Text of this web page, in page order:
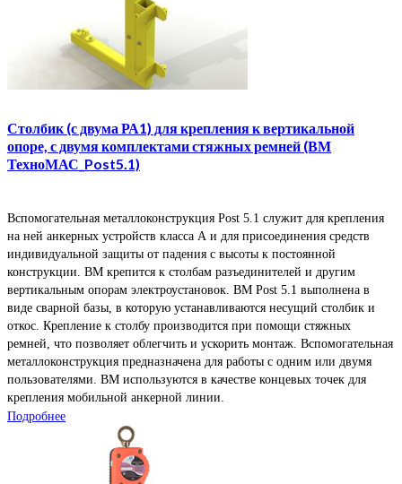
Столбик (с двума РА1) для крепления к вертикальной
опоре, с двумя комплектами стяжных ремней (ВМ
ТехноМАС_Post5.1)
Вспомогательная металлоконструкция Post 5.1 служит для крепления
на ней анкерных устройств класса А и для присоединения средств
индивидуальной защиты от падения с высоты к постоянной
конструкции. ВМ крепится к столбам разъединителей и другим
вертикальным опорам электроустановок. ВМ Post 5.1 выполнена в
виде сварной базы, в которую устанавливаются несущий столбик и
откос. Крепление к столбу производится при помощи стяжных
ремней, что позволяет облегчить и ускорить монтаж. Вспомогательная
металлоконструкция предназначена для работы с одним или двумя
пользователями. ВМ используются в качестве концевых точек для
крепления мобильной анкерной линии.
Подробнее